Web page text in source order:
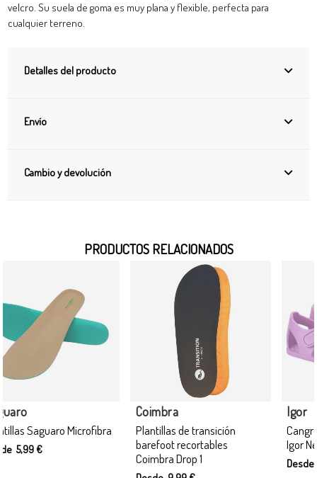
velcro. Su suela de goma es muy plana y flexible, perfecta para
cualquier terreno.
Detalles del producto
Envío
Cambio y devolución
PRODUCTOS RELACIONADOS
Cangrejeras respetuosas
Igor Nemo solid Malva
Igor
Cangrejeras respetuosas
Igor Nemo Oceano
Igor
Desde 29,95 €